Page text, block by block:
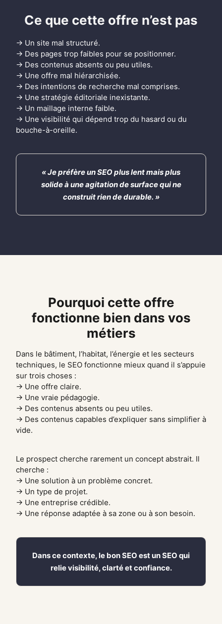
Ce que cette offre n’est pas
→ Un site mal structuré.
→ Des pages trop faibles pour se positionner.
→ Des contenus absents ou peu utiles.
→ Une offre mal hiérarchisée.
→ Des intentions de recherche mal comprises.
→ Une stratégie éditoriale inexistante.
→ Un maillage interne faible.
→ Une visibilité qui dépend trop du hasard ou du
bouche-à-oreille.
« Je préfère un SEO plus lent mais plus
solide à une agitation de surface qui ne
construit rien de durable. »
Pourquoi cette offre
fonctionne bien dans vos
métiers
Dans le bâtiment, l’habitat, l’énergie et les secteurs
techniques, le SEO fonctionne mieux quand il s’appuie
sur trois choses :
→ Une offre claire.
→ Une vraie pédagogie.
→ Des contenus absents ou peu utiles.
→ Des contenus capables d’expliquer sans simplifier à
vide.
Le prospect cherche rarement un concept abstrait. Il
cherche :
→ Une solution à un problème concret.
→ Un type de projet.
→ Une entreprise crédible.
→ Une réponse adaptée à sa zone ou à son besoin.
Dans ce contexte, le bon SEO est un SEO qui
relie visibilité, clarté et confiance.